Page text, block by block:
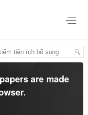
are made
.